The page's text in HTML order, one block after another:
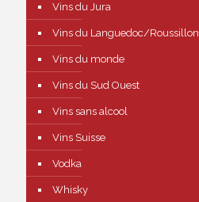
Vins du Jura
Vins du Languedoc/Roussillon
Vins du monde
Vins du Sud Ouest
Vins sans alcool
Vins Suisse
Vodka
Whisky